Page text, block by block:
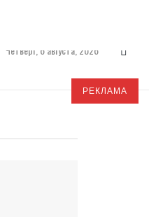
Четверг, 6 августа, 2026
РЕКЛАМА